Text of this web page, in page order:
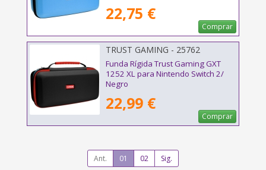
22,75 €
Comprar
TRUST GAMING - 25762
Funda Rígida Trust Gaming GXT
1252 XL para Nintendo Switch 2/
Negro
22,99 €
Comprar
Ant. 01 02 Sig.